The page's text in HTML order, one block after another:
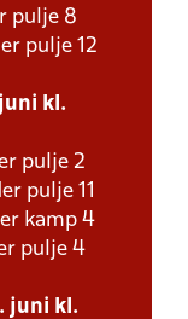
pulje 8
pulje 12
kl.
pulje 2
pulje 11
kamp 4
pulje 4
juni kl.